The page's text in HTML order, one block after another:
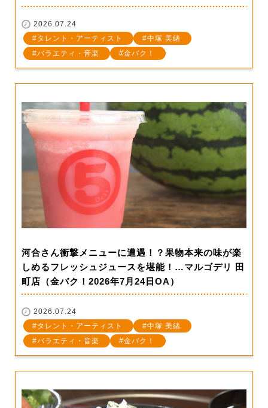
2026.07.24
タレント・アーティスト
中塚 美緒
バラエティ・音楽
金バク！
河合さん衝撃メニューに遭遇！？果物本来の味が楽
しめるフレッシュジュースを堪能！…マルゴデリ 田
町店（金バク！2026年7月24日OA）
2026.07.24
タレント・アーティスト
中塚 美緒
バラエティ・音楽
金バク！